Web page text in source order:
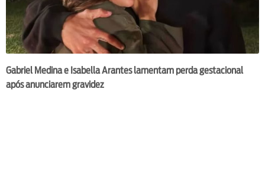
Gabriel Medina e Isabella Arantes lamentam perda gestacional
após anunciarem gravidez